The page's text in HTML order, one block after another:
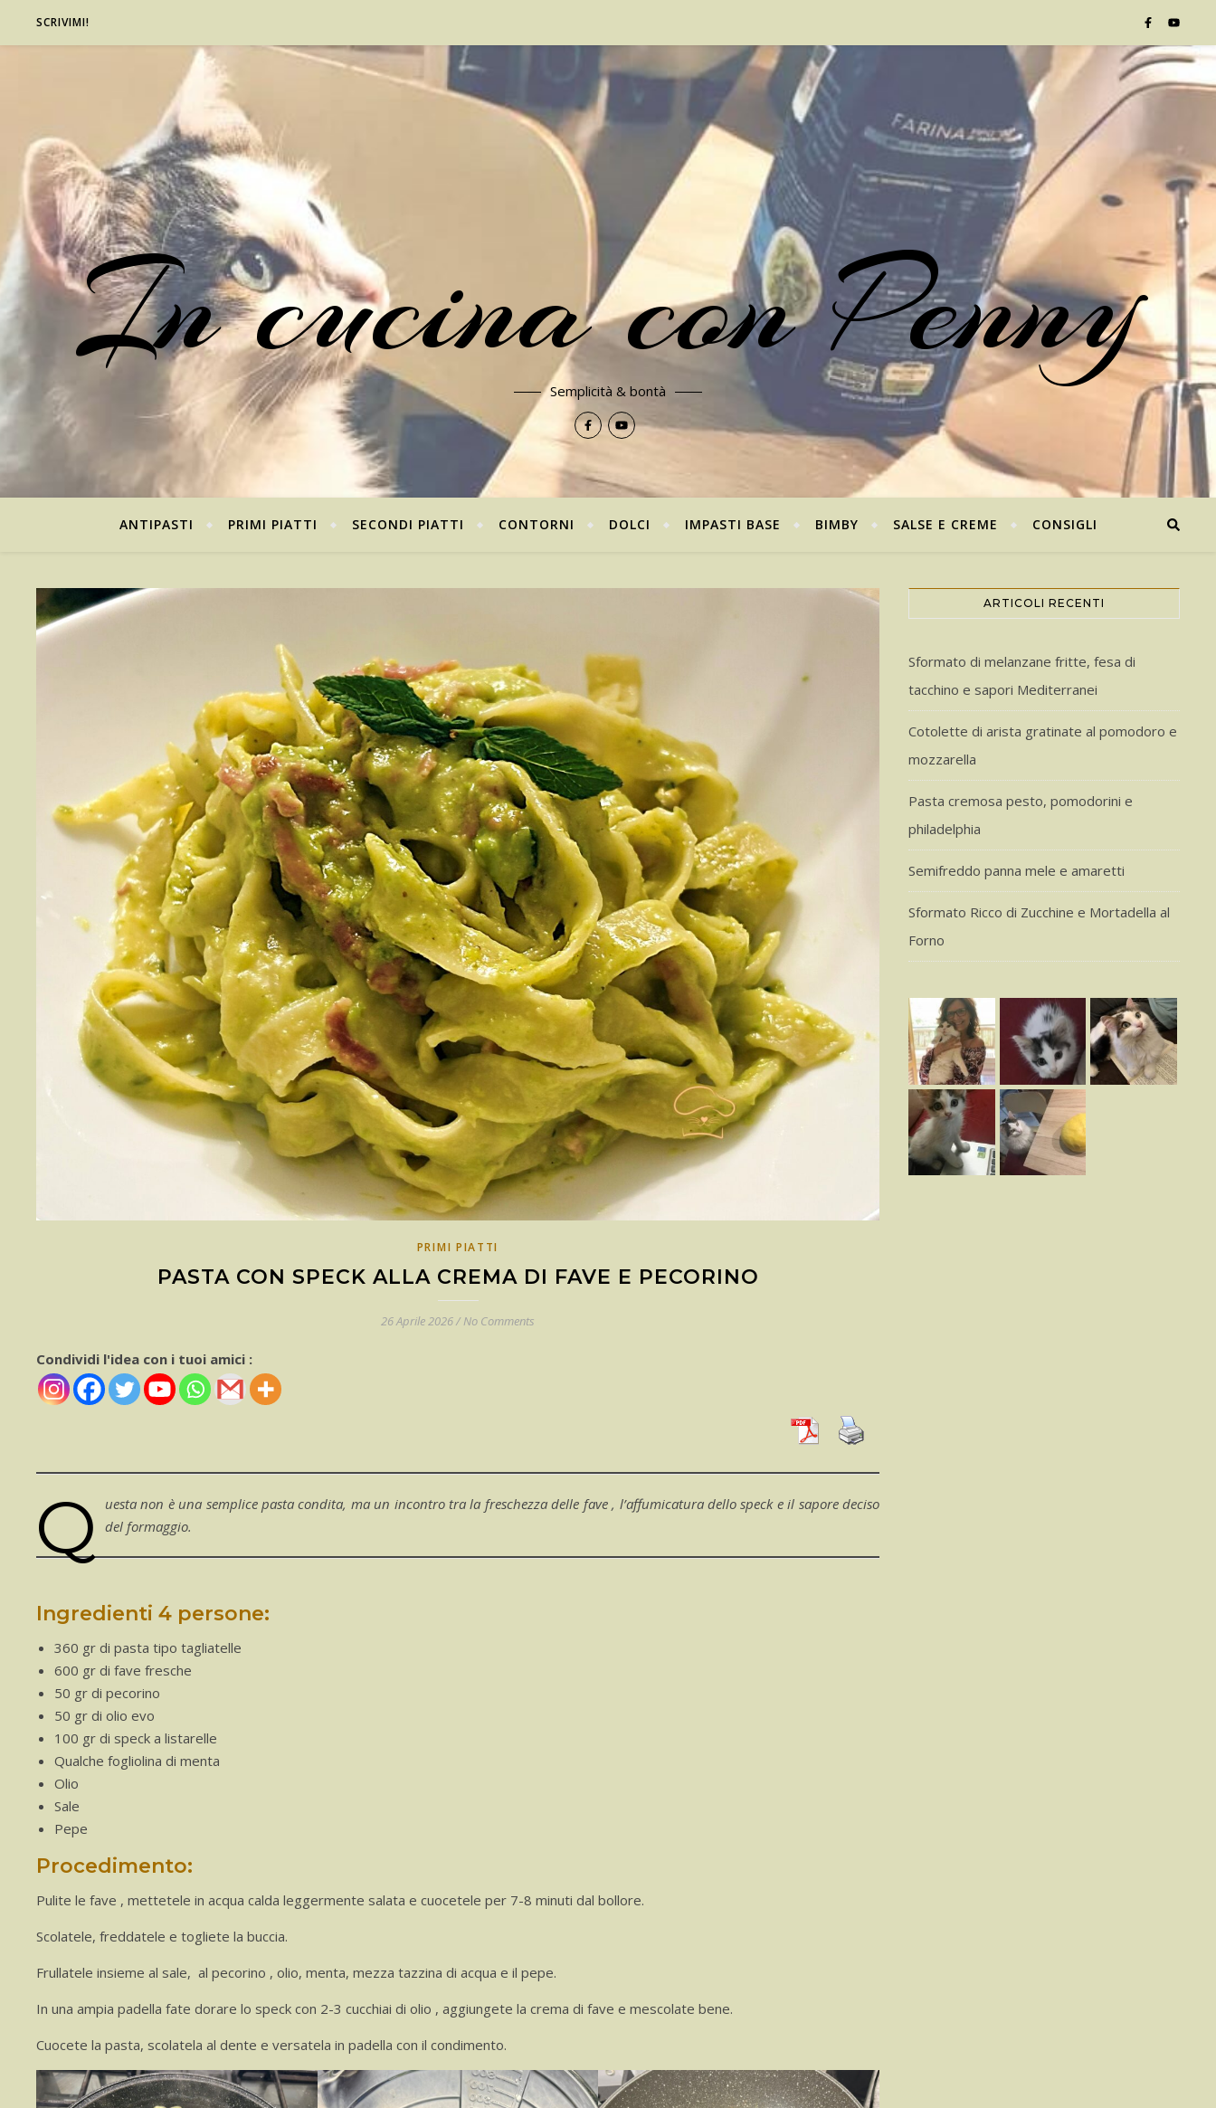
SCRIVIMI!
In cucina con Penny
Semplicità & bontà
ANTIPASTI PRIMI PIATTI SECONDI PIATTI CONTORNI DOLCI IMPASTI BASE BIMBY SALSE E CREME CONSIGLI
PRIMI PIATTI
PASTA CON SPECK ALLA CREMA DI FAVE E PECORINO
26 Aprile 2026/ No Comments
Condividi l'idea con i tuoi amici :
Q
uesta non è una semplice pasta condita, ma un incontro tra la freschezza delle fave , l’affumicatura dello speck e il sapore deciso
del formaggio.
Ingredienti 4 persone:
360 gr di pasta tipo tagliatelle
600 gr di fave fresche
50 gr di pecorino
50 gr di olio evo
100 gr di speck a listarelle
Qualche fogliolina di menta
Olio
Sale
Pepe
Procedimento:
Pulite le fave , mettetele in acqua calda leggermente salata e cuocetele per 7-8 minuti dal bollore.
Scolatele, freddatele e togliete la buccia.
Frullatele insieme al sale, al pecorino , olio, menta, mezza tazzina di acqua e il pepe.
In una ampia padella fate dorare lo speck con 2-3 cucchiai di olio , aggiungete la crema di fave e mescolate bene.
Cuocete la pasta, scolatela al dente e versatela in padella con il condimento.
ARTICOLI RECENTI
Sformato di melanzane fritte, fesa di
tacchino e sapori Mediterranei
Cotolette di arista gratinate al pomodoro e
mozzarella
Pasta cremosa pesto, pomodorini e
philadelphia
Semifreddo panna mele e amaretti
Sformato Ricco di Zucchine e Mortadella al
Forno